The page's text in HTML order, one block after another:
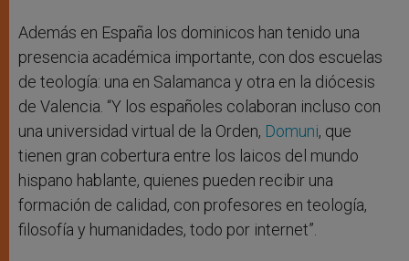
Además en España los dominicos han tenido una
presencia académica importante, con dos escuelas
de teología: una en Salamanca y otra en la diócesis
de Valencia. “Y los españoles colaboran incluso con
una universidad virtual de la Orden, Domuni, que
tienen gran cobertura entre los laicos del mundo
hispano hablante, quienes pueden recibir una
formación de calidad, con profesores en teología,
filosofía y humanidades, todo por internet”.